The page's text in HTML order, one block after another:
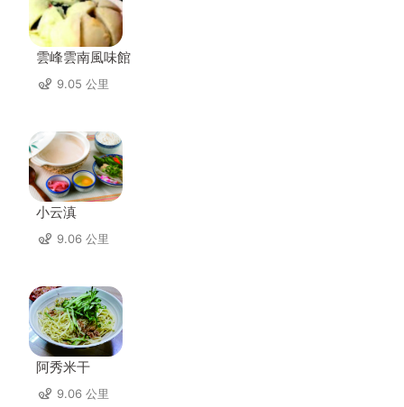
雲峰雲南風味館
9.05 公里
小云滇
9.06 公里
阿秀米干
9.06 公里